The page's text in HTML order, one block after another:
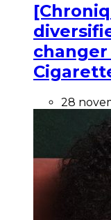
changer
28